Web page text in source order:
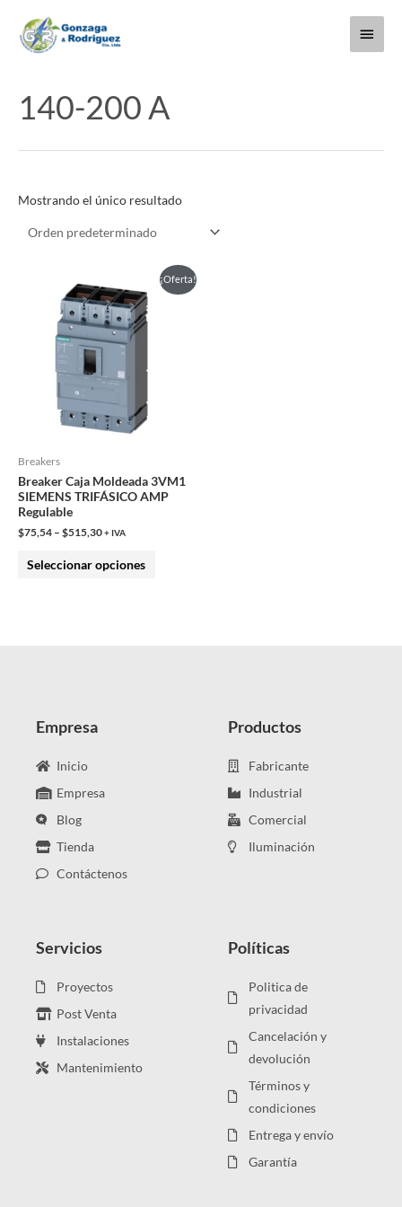
contenido
Menú
140-200 A
Mostrando el único resultado
¡Oferta!
Breakers
Breaker Caja Moldeada 3VM1
SIEMENS TRIFÁSICO AMP
Regulable
$75,54 – $515,30+ IVA
Seleccionar opciones
Este
elegir
en
Empresa
Inicio
Empresa
Blog
Tienda
Contáctenos
Productos
Fabricante
Industrial
Comercial
Iluminación
Servicios
Proyectos
Post Venta
Instalaciones
Mantenimiento
Políticas
Politica de
privacidad
Cancelación y
devolución
Términos y
condiciones
Entrega y envío
Garantía